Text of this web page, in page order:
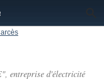
entreprise d'électricité